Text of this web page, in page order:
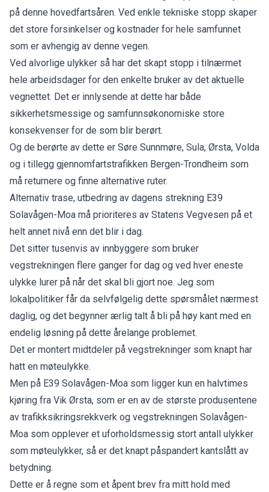
på denne hovedfartsåren. Ved enkle tekniske stopp skaper
det store forsinkelser og kostnader for hele samfunnet
som er avhengig av denne vegen.
Ved alvorlige ulykker så har det skapt stopp i tilnærmet
hele arbeidsdager for den enkelte bruker av det aktuelle
vegnettet. Det er innlysende at dette har både
sikkerhetsmessige og samfunnsøkonomiske store
konsekvenser for de som blir berørt.
Og de berørte av dette er Søre Sunnmøre, Sula, Ørsta, Volda
og i tillegg gjennomfartstrafikken Bergen-Trondheim som
må returnere og finne alternative ruter.
Alternativ trase, utbedring av dagens strekning E39
Solavågen-Moa må prioriteres av Statens Vegvesen på et
helt annet nivå enn det blir i dag.
Det sitter tusenvis av innbyggere som bruker
vegstrekningen flere ganger for dag og ved hver eneste
ulykke lurer på når det skal bli gjort noe. Jeg som
lokalpolitiker får da selvfølgelig dette spørsmålet nærmest
daglig, og det begynner ærlig talt å bli på høy kant med en
endelig løsning på dette årelange problemet.
Det er montert midtdeler på vegstrekninger som knapt har
hatt en møteulykke.
Men på E39 Solavågen-Moa som ligger kun en halvtimes
kjøring fra Vik Ørsta, som er en av de største produsentene
av trafikksikringsrekkverk og vegstrekningen Solavågen-
Moa som opplever et uforholdsmessig stort antall ulykker
som møteulykker, så er det knapt påspandert kantslått av
betydning.
Dette er å regne som et åpent brev fra mitt hold med